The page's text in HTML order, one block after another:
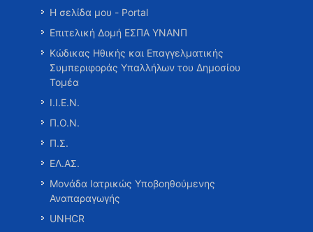
Η σελίδα μου - Portal
Επιτελική Δομή ΕΣΠΑ ΥΝΑΝΠ
Κώδικας Ηθικής και Επαγγελματικής
Συμπεριφοράς Υπαλλήλων του Δημοσίου
Τομέα
Ι.Ι.Ε.Ν.
Π.Ο.Ν.
Π.Σ.
ΕΛ.ΑΣ.
Μονάδα Ιατρικώς Υποβοηθούμενης
Αναπαραγωγής
UNHCR